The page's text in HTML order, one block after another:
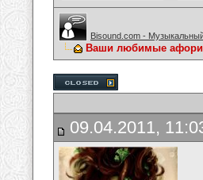
Bisound.com -
Ваши любимые
09.04.2011,